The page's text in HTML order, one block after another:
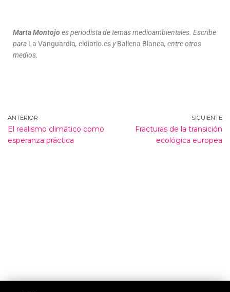
Marta Montojo es periodista de temas medioambientales. Escribe
para La Vanguardia, eldiario.esyBallena Blanca, entre otros
medios.
ANTERIOR
El realismo climático como
esperanza práctica
SIGUIENTE
Fracturas de la transición
ecológica europea